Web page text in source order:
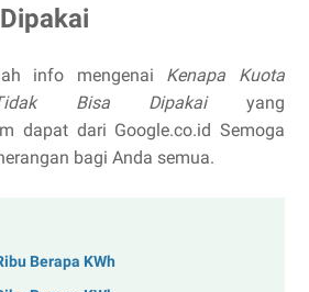
info mengenai Kenapa Kuota
Bisa Dipakai yang
dapat dari Google.co.id Semoga
bagi Anda semua.
Berapa KWh